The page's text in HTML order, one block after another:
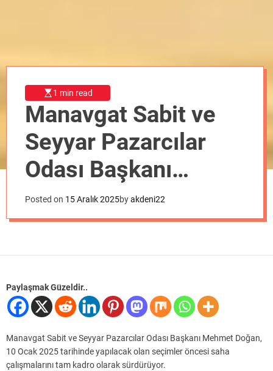
1 min read
Manavgat Sabit ve
Seyyar Pazarcılar
Odası Başkanı
Mehmet Doğan
“Birlikten Her Zaman
Güç Doğar”
Posted on 15 Aralık 2025byakdeni22
Paylaşmak Güzeldir..
Manavgat Sabit ve Seyyar Pazarcılar Odası Başkanı Mehmet Doğan,
10 Ocak 2025 tarihinde yapılacak olan seçimler öncesi saha
çalışmalarını tam kadro olarak sürdürüyor.